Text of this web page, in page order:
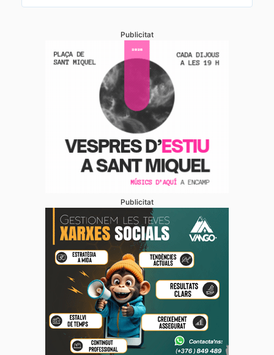
Publicitat
Publicitat